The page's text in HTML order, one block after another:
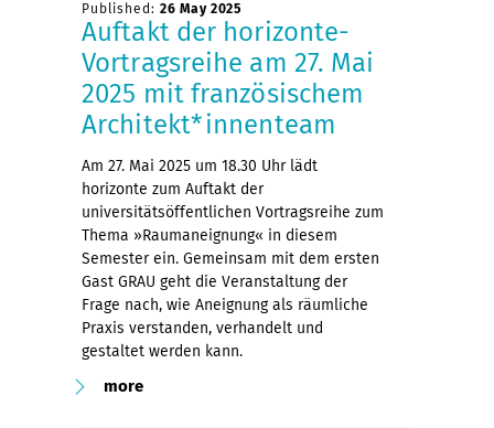
Published: 26 May 2025
Auftakt der horizonte-
Vortragsreihe am 27. Mai
2025 mit französischem
Architekt*innenteam
Am 27. Mai 2025 um 18.30 Uhr lädt
horizonte zum Auftakt der
universitätsöffentlichen Vortragsreihe zum
Thema »Raumaneignung« in diesem
Semester ein. Gemeinsam mit dem ersten
Gast GRAU geht die Veranstaltung der
Frage nach, wie Aneignung als räumliche
Praxis verstanden, verhandelt und
gestaltet werden kann.
more